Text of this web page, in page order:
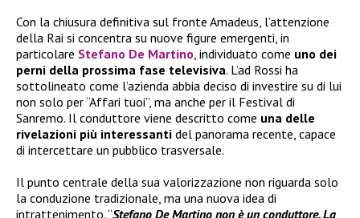
Con la chiusura definitiva sul fronte Amadeus, l’attenzione
della Rai si concentra su nuove figure emergenti, in
particolare Stefano De Martino, individuato come uno dei
perni della prossima fase televisiva. L’ad Rossi ha
sottolineato come l’azienda abbia deciso di investire su di lui
non solo per “Affari tuoi”, ma anche per il Festival di
Sanremo. Il conduttore viene descritto come una delle
rivelazioni più interessanti del panorama recente, capace
di intercettare un pubblico trasversale.
Il punto centrale della sua valorizzazione non riguarda solo
la conduzione tradizionale, ma una nuova idea di
intrattenimento. “Stefano De Martino non è un conduttore. La